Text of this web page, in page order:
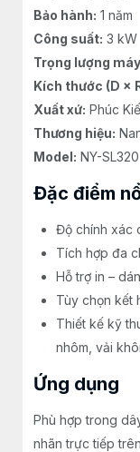
Bảo hành: 1 năm
Công suất: 3 kW
Trọng lượng
Kích thước (D ×
Xuất xứ: Phúc
Thương hiệu:
Model: NY-
Đặc điểm
Độ chính xác
Tích hợp đa
Hỗ trợ in –
Tùy chọn kết
Thiết kế kỹ
nhôm, vải
Ứng dụng
Phù hợp trong
nhãn trực tiếp